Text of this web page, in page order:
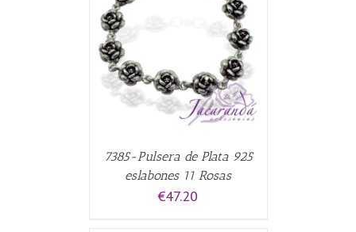
7385-Pulsera de Plata 925
eslabones 11 Rosas
€47.20